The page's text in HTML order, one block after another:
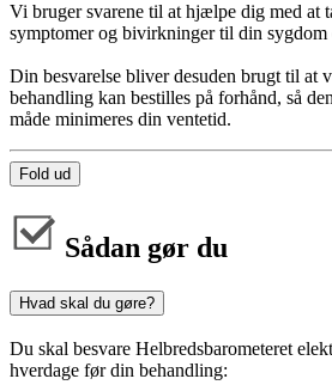
Vi bruger svarene til at hjælpe dig med at
symptomer og bivirkninger til din sygdom
Din besvarelse bliver desuden brugt til at
behandling kan bestilles på forhånd, så
måde minimeres din ventetid.
Fold ud
Sådan gør du
Hvad skal du gøre?
Du skal besvare Helbredsbarometeret
hverdage før din behandling: